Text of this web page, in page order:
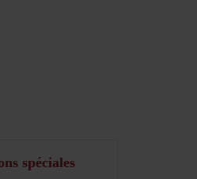
spéciales